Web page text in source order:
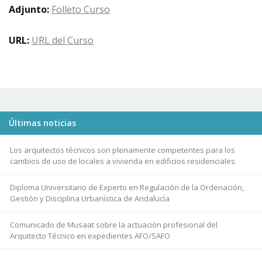
Adjunto: Folleto Curso
URL: URL del Curso
Últimas noticias
Los arquitectos técnicos son plenamente competentes para los
cambios de uso de locales a vivienda en edificios residenciales
Diploma Universitario de Experto en Regulación de la Ordenación,
Gestión y Disciplina Urbanística de Andalucía
Comunicado de Musaat sobre la actuación profesional del
Arquitecto Técnico en expedientes AFO/SAFO